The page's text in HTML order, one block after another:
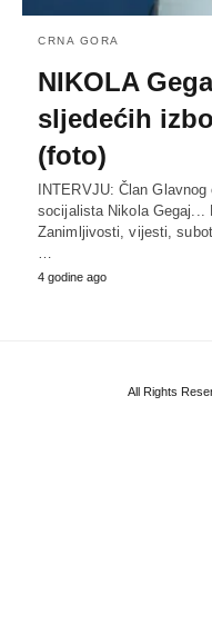
CRNA GORA
NIKOLA
sljedećih
(foto)
INTERVJU: Član
socijalista Nikola Gegaj...
Zanimljivosti, vijesti,
4 godine ago
All Rights